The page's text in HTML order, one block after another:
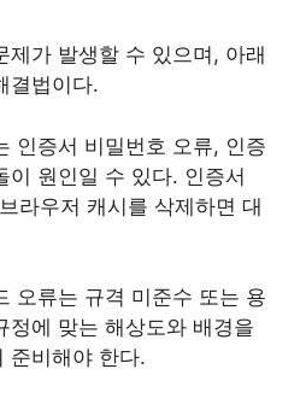
제가 발생할 수 있으며, 아래
결법이다.
인증서 비밀번호 오류, 인증
이 원인일 수 있다. 인증서
라우저 캐시를 삭제하면 대
오류는 규격 미준수 또는 용
정에 맞는 해상도와 배경을
준비해야 한다.